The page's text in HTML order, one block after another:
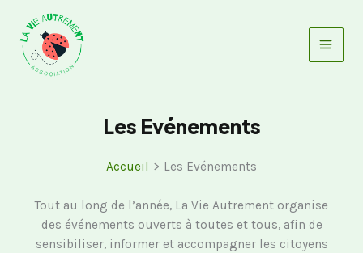
contenu
Les Evénements
Accueil Les Evénements
Tout au long de l’année, La Vie Autrement organise
des événements ouverts à toutes et tous, afin de
sensibiliser, informer et accompagner les citoyens